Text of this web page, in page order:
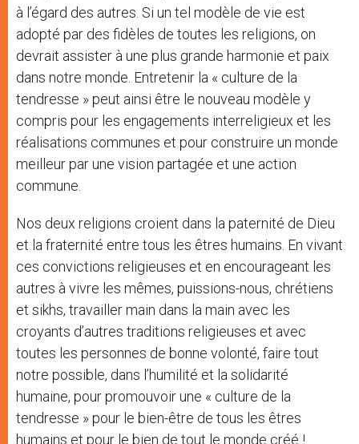
à l’égard des autres. Si un tel modèle de vie est
adopté par des fidèles de toutes les religions, on
devrait assister à une plus grande harmonie et paix
dans notre monde. Entretenir la « culture de la
tendresse » peut ainsi être le nouveau modèle y
compris pour les engagements interreligieux et les
réalisations communes et pour construire un monde
meilleur par une vision partagée et une action
commune.
Nos deux religions croient dans la paternité de Dieu
et la fraternité entre tous les êtres humains. En vivant
ces convictions religieuses et en encourageant les
autres à vivre les mêmes, puissions-nous, chrétiens
et sikhs, travailler main dans la main avec les
croyants d’autres traditions religieuses et avec
toutes les personnes de bonne volonté, faire tout
notre possible, dans l’humilité et la solidarité
humaine, pour promouvoir une « culture de la
tendresse » pour le bien-être de tous les êtres
humains et pour le bien de tout le monde créé !